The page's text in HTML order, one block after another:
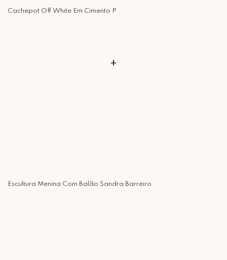
Cachepot Off White Em Cimento P
+
Escultura Menina Com Balão Sandra Barreiro